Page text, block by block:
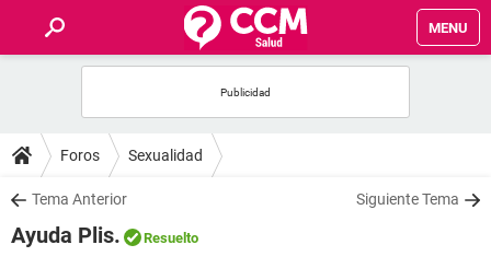
MENU
FOROS
SALUD
FAMILIA
Foros Sexualidad
Tema Anterior Siguiente Tema
Ayuda Plis. Resuelto